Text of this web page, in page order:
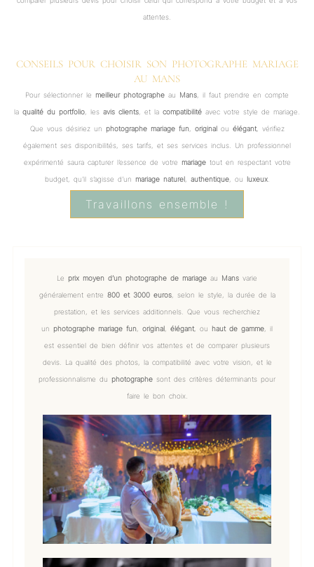
attentes.
CONSEILS POUR CHOISIR SON PHOTOGRAPHE MARIAGE
AU MANS
Pour sélectionner le meilleur photographe au Mans , il faut prendre en compte
la qualité du portfolio , les avis clients , et la compatibilité avec votre style de mariage.
Que vous désiriez un photographe mariage fun, originalou élégant, vérifiez
également ses disponibilités, ses tarifs, et ses services inclus. Un professionnel
expérimenté saura capturer l’essence de votre mariagetout en respectant votre
budget, qu’il s’agisse d’un mariage naturel, authentique, ou luxeux.
Travaillons ensemble !
Le prix moyen d’un photographe de mariage au Mans varie
généralement entre 800 et 3000 euros, selon le style, la durée de la
prestation, et les services additionnels. Que vous recherchiez
un photographe mariage fun, original, élégant, ou haut de gamme, il
est essentiel de bien définir vos attentes et de comparer plusieurs
devis. La qualité des photos, la compatibilité avec votre vision, et le
professionnalisme du photographe sont des critères déterminants pour
faire le bon choix.